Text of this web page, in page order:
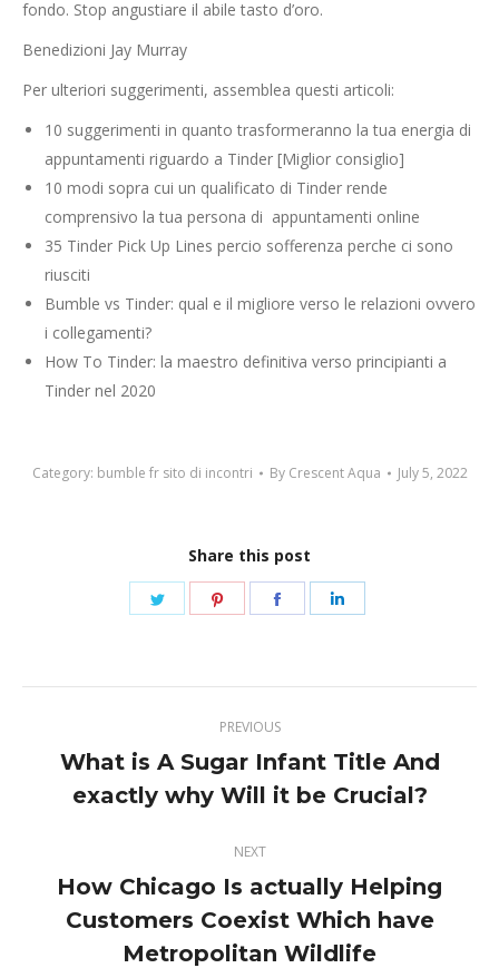
fondo. Stop angustiare il abile tasto d’oro.
Benedizioni Jay Murray
Per ulteriori suggerimenti, assemblea questi articoli:
10 suggerimenti in quanto trasformeranno la tua energia di
appuntamenti riguardo a Tinder [Miglior consiglio]
10 modi sopra cui un qualificato di Tinder rende
comprensivo la tua persona di appuntamenti online
35 Tinder Pick Up Lines percio sofferenza perche ci sono
riusciti
Bumble vs Tinder: qual e il migliore verso le relazioni ovvero
i collegamenti?
How To Tinder: la maestro definitiva verso principianti a
Tinder nel 2020
Category: bumble fr sito di incontri By Crescent Aqua July 5, 2022
Share this post
Share
Share
Share
navigation
PREVIOUS
Previous
post:
What is A Sugar Infant Title And
exactly why Will it be Crucial?
NEXT
Next
post:
How Chicago Is actually Helping
Customers Coexist Which have
Metropolitan Wildlife